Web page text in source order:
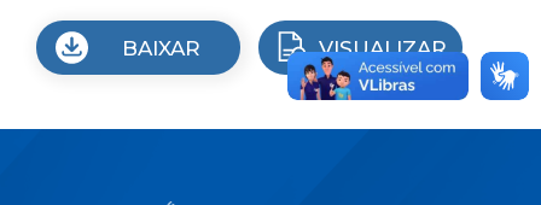
BAIXAR VISUALIZAR